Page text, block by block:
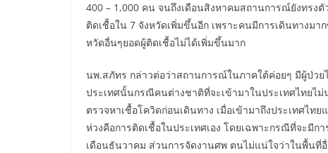
400 – 1,000 คน จนถึงเดือนสิงหาคมสถานการณ์ยังทรง
ติดเชื้อใน 7 จังหวัดเพิ่มขึ้นอีก เพราะคนมีการเดินทาง
หวัดอื่นๆยอดผู้ติดเชื้อไม่ได้เพิ่มขึ้นมาก
นพ.สภัทร กล่าวต่อว่าสถานการณ์ในภาคใต้ค่อยๆ มีผู้ป่ว
ประเทศนั้นกรณีคนต่างชาติที่จะเข้ามาในประเทศไทยไม่
ตรวจหาเชื้อโควิดก่อนเดินทาง เมื่อเข้ามาถึงประเทศไท
ห่วงคือการติดเชื้อในประเทศเอง โดยเฉพาะกรณีที่จะมี
เดือนธันวาคม ส่วนการจัดงานศพ ตนไม่แน่ใจว่าในพื้น